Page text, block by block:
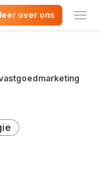
over ons